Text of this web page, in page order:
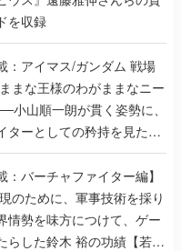
を収録
アイマス/ガンダム 戦場
まな王様のわがままなニー
小山順一朗が貫く姿勢に、
ターとしての矜持を見た
最終回】
：バーチャファイター編】
のために、軍事技術を採り
情勢を味方につけて、ゲー
らした鈴木 裕の功績【若ゲ